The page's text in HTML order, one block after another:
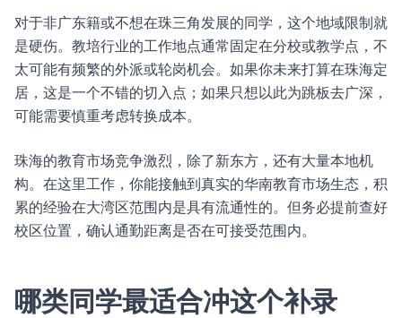
对于非广东籍或不想在珠三角发展的同学，这个地域限制就
是硬伤。教培行业的工作地点通常固定在分校或教学点，不
太可能有频繁的外派或轮岗机会。如果你未来打算在珠海定
居，这是一个不错的切入点；如果只想以此为跳板去广深，
可能需要慎重考虑转换成本。
珠海的教育市场竞争激烈，除了新东方，还有大量本地机
构。在这里工作，你能接触到真实的华南教育市场生态，积
累的经验在大湾区范围内是具有流通性的。但务必提前查好
校区位置，确认通勤距离是否在可接受范围内。
哪类同学最适合冲这个补录